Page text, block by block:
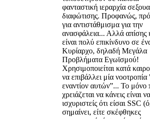
φανταστική ιεραρχία
διαφώτισης. Προφανώς,
για αντιστάθμισμα για την
ανασφάλεια... Αλλά απίσης
είναι πολύ επικίνδυνο σε
Κυρίαρχο, δηλαδή Μεγάλα
Προβλήματα Εγωϊσμού!
Χρησιμοποιείται κατά
να επιβάλλει μία νοοτροπία
εναντίον αυτών”... Το μόνο
χρειάζεται να κάνεις είναι να
ισχυριστείς ότι είσαι SSC
σημαίνει, είτε σκέφθηκες